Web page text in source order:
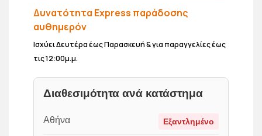
Δυνατότητα Express παράδοσης
αυθημερόν
Ισχύει Δευτέρα έως Παρασκευή & για παραγγελίες έως
τις 12:00μ.μ.
Διαθεσιμότητα ανά κατάστημα
Αθήνα Εξαντλημένο